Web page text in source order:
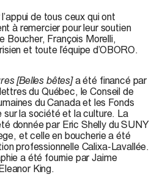
de tous ceux qui ont
à remercier pour leur soutien
Boucher, François Morelli,
et toute l’équipe d’OBORO.
[Belles bêtes]a été financé par
du Québec, le Conseil de
du Canada et les Fonds
sur la société et la culture. La
donnée par Eric Shelly du SUNY
et celle en boucherie a été
professionnelle Calixa-Lavallée.
a été fournie par Jaime
King.